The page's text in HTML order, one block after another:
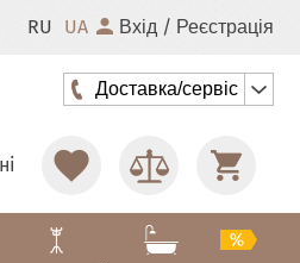
RU UA Вхід / Реєстрація
Доставка/сервіс